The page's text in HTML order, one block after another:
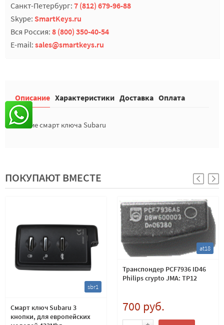
Санкт-Петербург: 7 (812) 679-96-88
Skype: SmartKeys.ru
Вся Россия: 8 (800) 350-40-54
E-mail: sales@smartkeys.ru
Описание Характеристики Доставка Оплата
Лезвие смарт ключа Subaru
ПОКУПАЮТ ВМЕСТЕ
sbr1
Смарт ключ Subaru 3
кнопки, для европейских
at18
Транспондер PCF7936 ID46
Philips crypto JMA: TP12
700 руб.